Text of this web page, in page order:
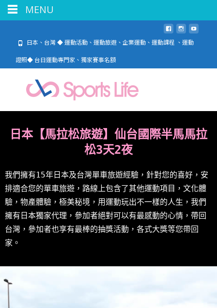
日本、台灣 ◆ 運動活動、運動旅遊、企業運動、運動課程 、運動
證照◆ 台日運動專門家、獨家賽事名額
日本【馬拉松旅遊】仙台國際半馬馬拉
松3天2夜
我們擁有15年日本及台灣單車旅遊經驗，針對您的喜好，安
排適合您的單車旅遊，路線上包含了其他運動項目，文化體
驗，物產體驗，極美秘境，用運動玩出不一樣的人生，我們
擁有日本獨家代理，參加者絕對可以有最感動的心情，帶回
台灣，參加者也享有最棒的抽獎活動，各式大獎等您帶回
家。
MENU